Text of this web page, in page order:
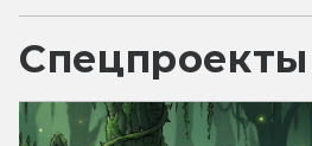
Спецпроекты